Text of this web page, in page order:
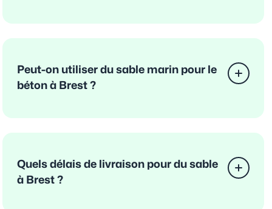
Peut-on utiliser du sable marin pour le
béton à Brest ?
Quels délais de livraison pour du sable
à Brest ?